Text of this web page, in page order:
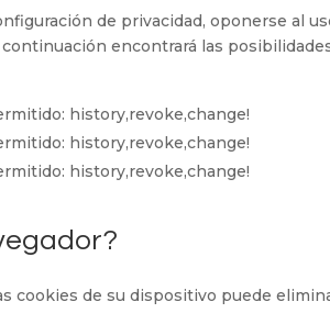
de privacidad, oponerse al
encontrará las
history,revoke,change!
history,revoke,change!
history,revoke,change!
cookies de su dispositivo puede